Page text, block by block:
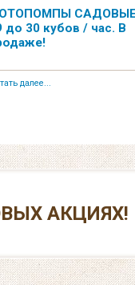
до 30 кубов / час. В
далее...
АКЦИЯХ!